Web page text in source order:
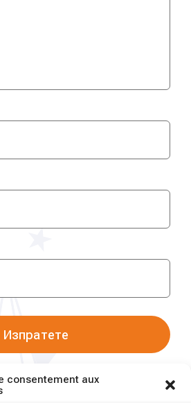
consentement aux